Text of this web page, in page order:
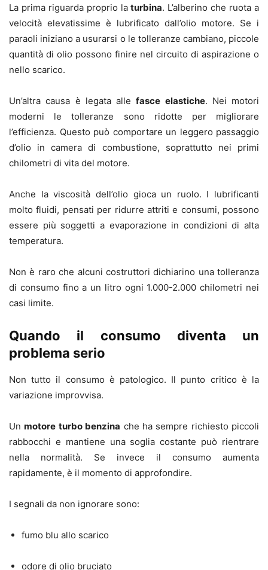
La prima riguarda proprio laturbina. L’alberino che ruota a
velocità elevatissime è lubrificato dall’olio motore. Se i
paraoli iniziano a usurarsi o le tolleranze cambiano, piccole
quantità di olio possono finire nel circuito di aspirazione o
nello scarico.
Un’altra causa è legata allefasce elastiche. Nei motori
moderni le tolleranze sono ridotte per migliorare
l’efficienza. Questo può comportare un leggero passaggio
d’olio in camera di combustione, soprattutto nei primi
chilometri di vita del motore.
Anche la viscosità dell’olio gioca un ruolo. I lubrificanti
molto fluidi, pensati per ridurre attriti e consumi, possono
essere più soggetti a evaporazione in condizioni di alta
temperatura.
Non è raro che alcuni costruttori dichiarino una tolleranza
di consumo fino a un litro ogni 1.000-2.000 chilometri nei
casi limite.
Quando il consumo diventa un
problema serio
Non tutto il consumo è patologico. Il punto critico è la
variazione improvvisa.
Unmotore turbo benzina che ha sempre richiesto piccoli
rabbocchi e mantiene una soglia costante può rientrare
nella normalità. Se invece il consumo aumenta
rapidamente, è il momento di approfondire.
I segnali da non ignorare sono:
fumo blu allo scarico
odore di olio bruciato